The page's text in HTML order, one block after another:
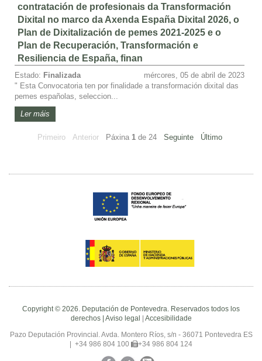
contratación de profesionais da Transformación
Dixital no marco da Axenda España Dixital 2026, o
Plan de Dixitalización de pemes 2021-2025 e o
Plan de Recuperación, Transformación e
Resiliencia de España, finan
Estado: Finalizada
mércores, 05 de abril de 2023
" Esta Convocatoria ten por finalidade a transformación dixital das
pemes españolas, seleccion...
Ler máis
Primeiro Anterior Páxina 1de 24 Seguinte Último
Copyright © 2026. Deputación de Pontevedra. Reservados todos los
derechos | Aviso legal Accesibilidade
Pazo Deputación Provincial. Avda. Montero Ríos, s/n - 36071 Pontevedra ES
+34 986 804 100
+34 986 804 124